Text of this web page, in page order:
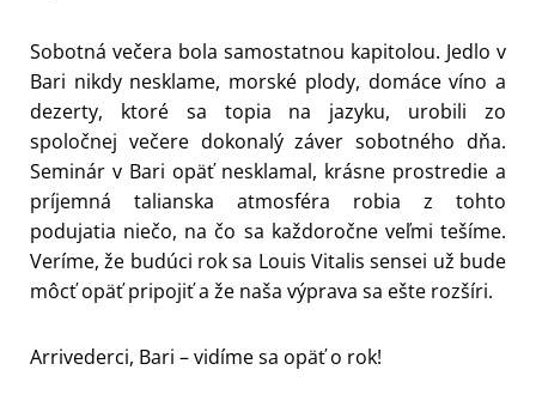
Sobotná večera bola samostatnou kapitolou. Jedlo v
Bari nikdy nesklame, morské plody, domáce víno a
dezerty, ktoré sa topia na jazyku, urobili zo
spoločnej večere dokonalý záver sobotného dňa.
Seminár v Bari opäť nesklamal, krásne prostredie a
príjemná talianska atmosféra robia z tohto
podujatia niečo, na čo sa každoročne veľmi tešíme.
Veríme, že budúci rok sa Louis Vitalis sensei už bude
môcť opäť pripojiť a že naša výprava sa ešte rozšíri.
Arrivederci, Bari – vidíme sa opäť o rok!